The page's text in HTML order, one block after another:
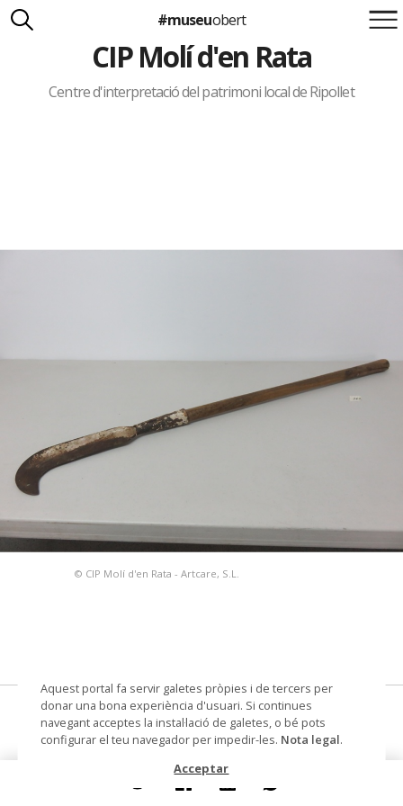
Suma't a la iniciativa
Carlota Royo
Francesca Barcellona
#museuobert
CIP Molí d'en Rata
Centre d'interpretació del patrimoni local de Ripollet
© CIP Molí d'en Rata - Artcare, S.L.
podall
Datació segle XX
Aquest portal fa servir galetes pròpies i de tercers per
donar una bona experiència d'usuari. Si continues
navegant acceptes la instal·lació de galetes, o bé pots
configurar el teu navegador per impedir-les. Nota legal.
Acceptar